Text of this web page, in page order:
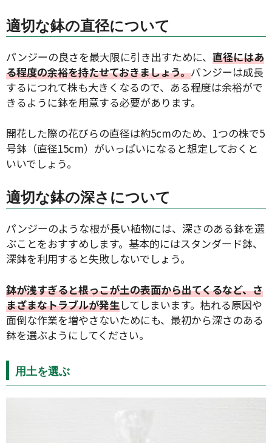
適切な鉢の直径について
パンジーの良さを最大限に引き出すために、 直径にはあ
る程度の余裕を持たせておきましょう。パンジーは成長
するにつれて株も大きくなるので、ある程度は余裕がで
きるように鉢を用意する必要があります。
開花した際の花びらの直径は約5cmのため、1つの株で5
号鉢（直径15cm）がいっぱいになると想定しておくと
いいでしょう。
適切な鉢の深さについて
パンジーのような根が長い植物には、深さのある鉢を選
ぶことをおすすめします。基本的にはスタンダード鉢、
深鉢を利用すると失敗しないでしょう。
鉢が浅すぎると根っこが土の表面から出てくるなど、さ
まざまなトラブルが発生してしまいます。枯れる原因や
面倒な作業を増やさないためにも、最初から深さのある
鉢を選ぶようにしてください。
用土を選ぶ